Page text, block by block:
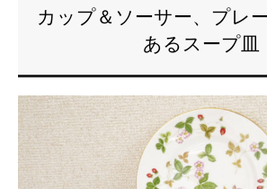
カップ＆ソーサー、プレ
あるスープ皿